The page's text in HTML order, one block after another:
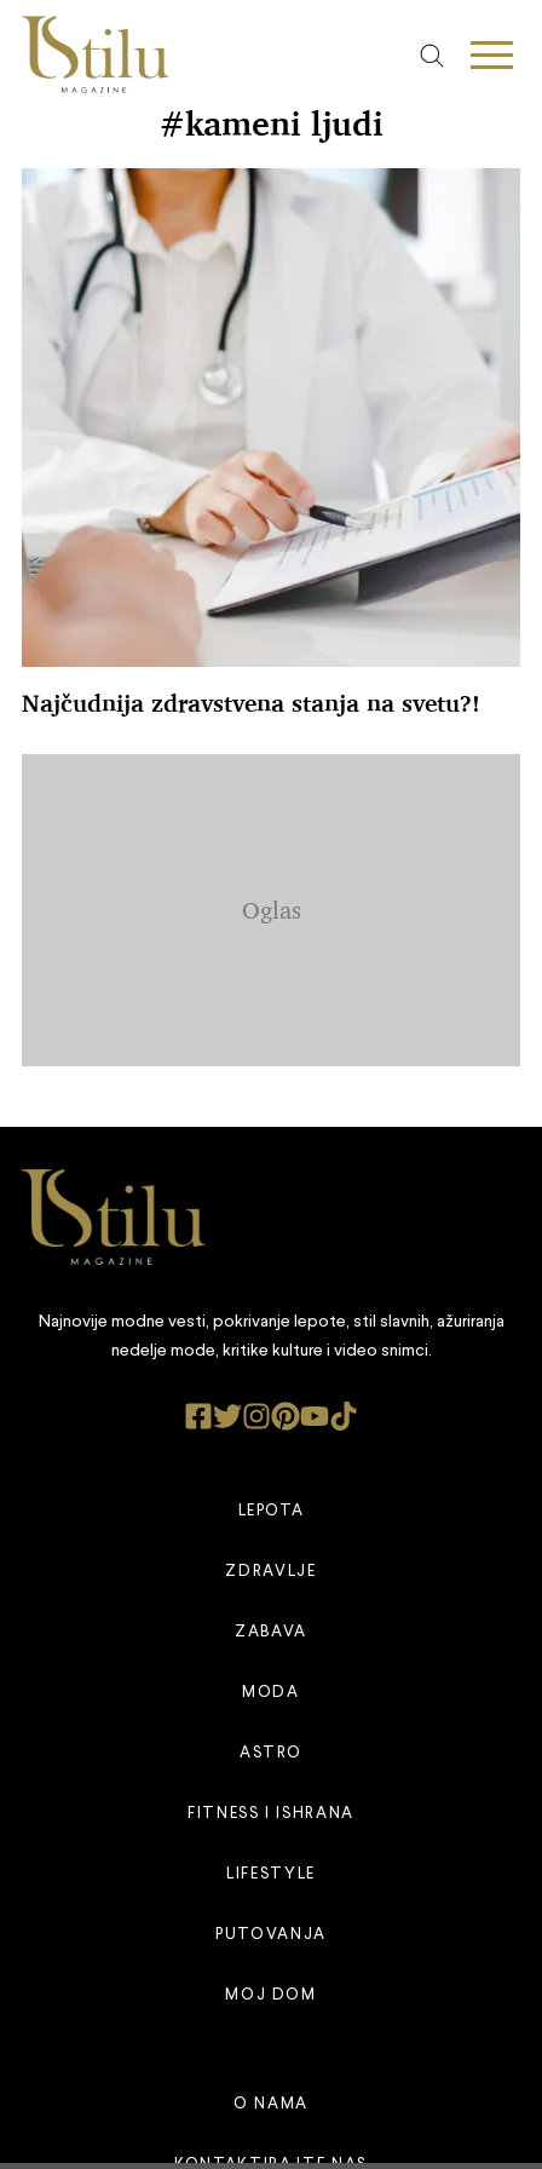
#kameni ljudi
Najčudnija zdravstvena stanja na svetu?!
Najnovije modne vesti, pokrivanje lepote, stil slavnih, ažuriranja
nedelje mode, kritike kulture i video snimci.
LEPOTA
ZDRAVLJE
ZABAVA
MODA
ASTRO
FITNESS I ISHRANA
LIFESTYLE
PUTOVANJA
MOJ DOM
O NAMA
KONTAKTIRAJTE NAS